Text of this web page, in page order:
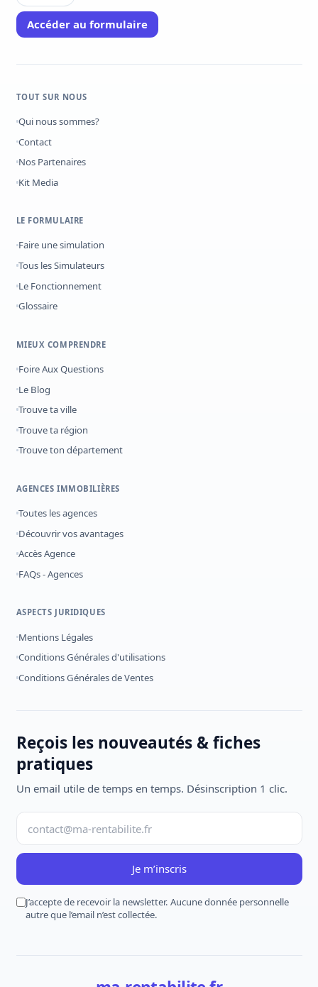
Accéder au formulaire
TOUT SUR NOUS
Qui nous sommes?
Contact
Nos Partenaires
Kit Media
LE FORMULAIRE
Faire une simulation
Tous les Simulateurs
Le Fonctionnement
Glossaire
MIEUX COMPRENDRE
Foire Aux Questions
Le Blog
Trouve ta ville
Trouve ta région
Trouve ton département
AGENCES IMMOBILIÈRES
Toutes les agences
Découvrir vos avantages
Accès Agence
FAQs - Agences
ASPECTS JURIDIQUES
Mentions Légales
Conditions Générales d'utilisations
Conditions Générales de Ventes
Reçois les nouveautés & fiches
pratiques
Un email utile de temps en temps. Désinscription 1 clic.
Je m’inscris
J’accepte de recevoir la newsletter. Aucune donnée personnelle
autre que l’email n’est collectée.